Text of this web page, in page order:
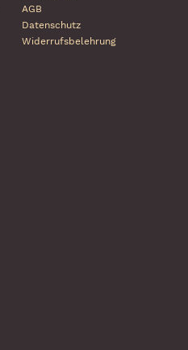
AGB
Datenschutz
Widerrufsbelehrung